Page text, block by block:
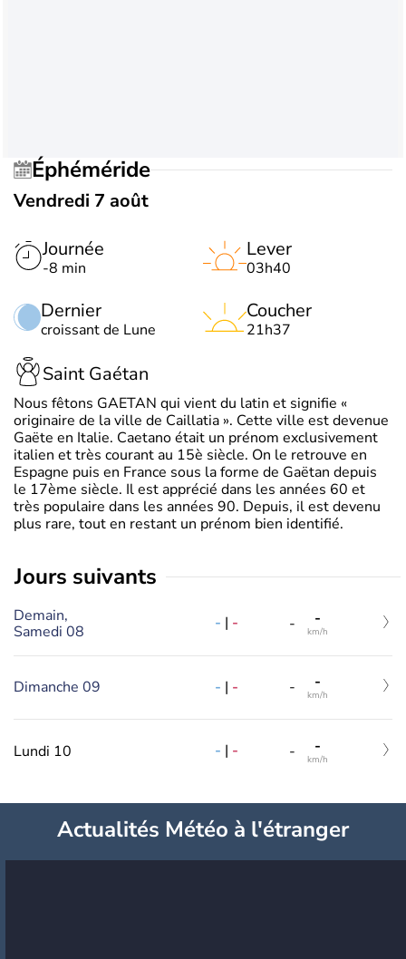
Éphéméride
Vendredi 7 août
Journée
-8 min
Dernier
croissant de Lune
Lever
03h40
Coucher
21h37
Saint Gaétan
Nous fêtons GAETAN qui vient du latin et signifie «
originaire de la ville de Caillatia ». Cette ville est devenue
Gaëte en Italie. Caetano était un prénom exclusivement
italien et très courant au 15è siècle. On le retrouve en
Espagne puis en France sous la forme de Gaëtan depuis
le 17ème siècle. Il est apprécié dans les années 60 et
très populaire dans les années 90. Depuis, il est devenu
plus rare, tout en restant un prénom bien identifié.
jours suivants
Demain,
Samedi 08
- | - - -
km/h
Dimanche 09 - | - - -
km/h
Lundi 10 - | - - -
km/h
Actualités Météo à l'étranger